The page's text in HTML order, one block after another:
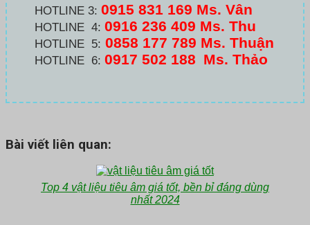
HOTLINE 3: 0915 831 169 Ms. Vân
HOTLINE 4: 0916 236 409 Ms. Thu
HOTLINE 5: 0858 177 789 Ms. Thuận
HOTLINE 6: 0917 502 188 Ms. Thảo
Bài viết liên quan:
Top 4 vật liệu tiêu âm giá tốt, bền bỉ đáng dùng
nhất 2024